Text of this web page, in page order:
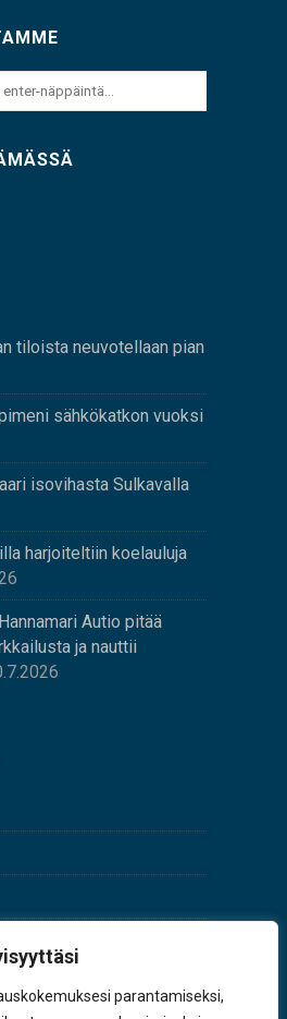
parantamiseksi,
tiloista neuvotellaan pian
sähkökatkon vuoksi
isovihasta Sulkavalla
harjoiteltiin koelauluja
Autio pitää
ja nauttii